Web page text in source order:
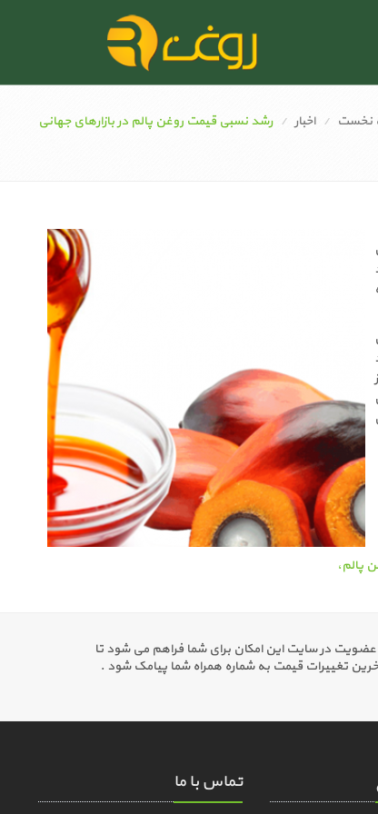
نخست اخبار رشد نسبی قیمت روغن پالم در بازارهای جهانی
پالم،
عضویت در سایت این امکان برای شما فراهم می شود تا
تغییرات قیمت به شماره همراه شما پیامک شود .
تماس با ما